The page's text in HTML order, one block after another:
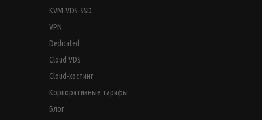
KVM-VDS-SSD
VPN
Dedicated
Cloud VDS
Cloud-хостинг
Корпоративные тарифы
Блог